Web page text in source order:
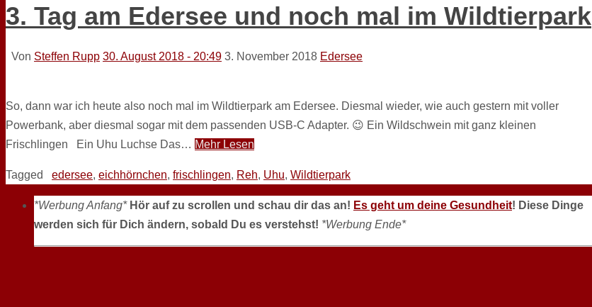
3. Tag am Edersee und noch mal im Wildtierpark
Von Steffen Rupp 30. August 2018 - 20:49 3. November 2018 Edersee
So, dann war ich heute also noch mal im Wildtierpark am Edersee. Diesmal wieder, wie auch gestern mit voller
Powerbank, aber diesmal sogar mit dem passenden USB-C Adapter. 😉 Ein Wildschwein mit ganz kleinen
Frischlingen Ein Uhu Luchse Das… Mehr Lesen
Tagged edersee, eichhörnchen, frischlingen, Reh, Uhu, Wildtierpark
*Werbung Anfang* Hör auf zu scrollen und schau dir das an! Es geht um deine Gesundheit! Diese Dinge
werden sich für Dich ändern, sobald Du es verstehst! *Werbung Ende*